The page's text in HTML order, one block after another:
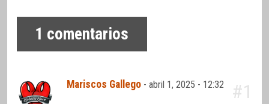
1 comentarios
Mariscos Gallego -abril 1, 2025 - 12:32 #1